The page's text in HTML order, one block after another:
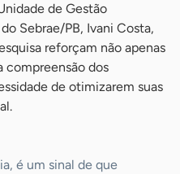
de Gestão
Sebrae/PB, Ivani Costa,
reforçam não apenas
compreensão dos
de otimizarem suas
é um sinal de que